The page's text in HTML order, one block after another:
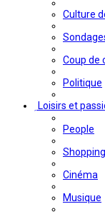
Culture
Coup de
Politique
Loisirs et
People
Shopping
Cinéma
Musique